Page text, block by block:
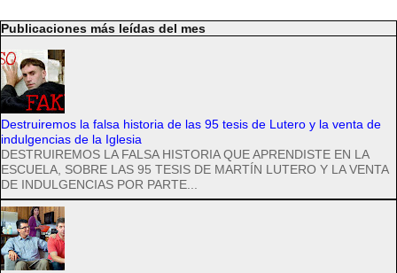
Publicaciones más leídas del mes
Destruiremos la falsa historia de las 95 tesis de Lutero y la venta de
indulgencias de la Iglesia
DESTRUIREMOS LA FALSA HISTORIA QUE APRENDISTE EN LA
ESCUELA, SOBRE LAS 95 TESIS DE MARTÍN LUTERO Y LA VENTA
DE INDULGENCIAS POR PARTE...